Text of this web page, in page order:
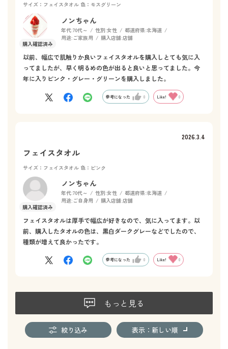
サイズ：フェイスタオル 色：モスグリーン
ノンちゃん
年代:70代～ 性別:女性 都道府県:北海道
用途: ご家族用 購入店舗:店舗
以前、幅広で肌触りか良いフェイスタオルを購入しとても気に入
ってましたが、早く明るめの色が出ると良いと思ってました。今
年に入りピンク・グレー・グリーンを購入しました。
参考になった 0 Like! 0
2026.3.4
フェイスタオル
サイズ：フェイスタオル 色：ピンク
ノンちゃん
年代:70代～ 性別:女性 都道府県:北海道
用途: ご自身用 購入店舗:店舗
フェイスタオルは厚手で幅広が好きなので、気に入ってます。以
前、購入したタオルの色は、黒白ダークグレーなどでしたので、
種類が増えて良かったです。
参考になった 0 Like! 0
もっと見る
絞り込み 表示：新しい順